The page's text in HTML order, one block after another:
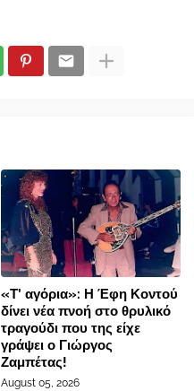
«Τ’ αγόρια»: Η Έφη Κοντού
δίνει νέα πνοή στο θρυλικό
τραγούδι που της είχε
γράψει ο Γιώργος
Ζαμπέτας!
August 05, 2026